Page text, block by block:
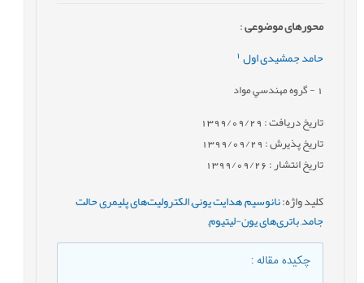
محورهای موضوعی:
حامد جمشیدی اول
- گروه مهندسي مواد
تاریخ دریافت : 1399/09/29
تاریخ پذیرش : 1399/09/29
تاریخ انتشار : 1399/09/26
کلید واژه:نانوسیم,هدایت یونی,الکترولیت‌های پلیمری حالت
جامد,باتری‌های یون-لیتیوم,
چکیده مقاله: